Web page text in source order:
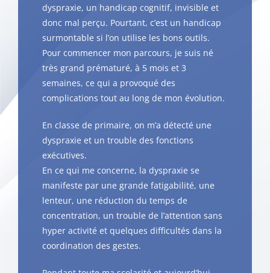
dyspraxie, un handicap cognitif, invisible et
donc mal perçu. Pourtant, c’est un handicap
surmontable si l’on utilise les bons outils.
Pour commencer mon parcours, je suis né
très grand prématuré, à 5 mois et 3
semaines, ce qui a provoqué des
complications tout au long de mon évolution.
En classe de primaire, on m’a détecté une
dyspraxie et un trouble des fonctions
exécutives.
En ce qui me concerne, la dyspraxie se
manifeste par une grande fatigabilité, une
lenteur, une réduction du temps de
concentration, un trouble de l’attention sans
hyper activité et quelques difficultés dans la
coordination des gestes.